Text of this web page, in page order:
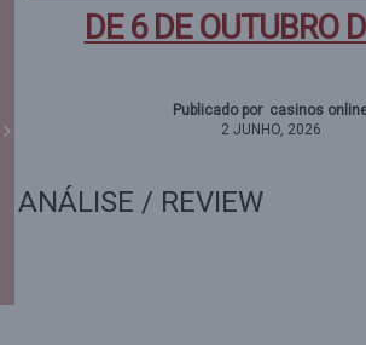
DE 6 DE OUTUBRO
Publicado por casinos
2 JUNHO, 2026
ANÁLISE / REVIEW